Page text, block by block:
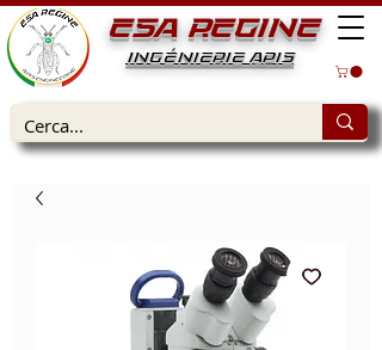
ESA REGINE
INGÉNIERIE APIS